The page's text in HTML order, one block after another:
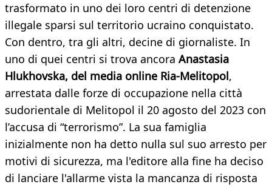
trasformato in uno dei loro centri di detenzione
illegale sparsi sul territorio ucraino conquistato.
Con dentro, tra gli altri, decine di giornaliste. In
uno di quei centri si trova ancora Anastasia
Hlukhovska, del media online Ria-Melitopol,
arrestata dalle forze di occupazione nella città
sudorientale di Melitopol il 20 agosto del 2023 con
l’accusa di “terrorismo”. La sua famiglia
inizialmente non ha detto nulla sul suo arresto per
motivi di sicurezza, ma l'editore alla fine ha deciso
di lanciare l'allarme vista la mancanza di risposta